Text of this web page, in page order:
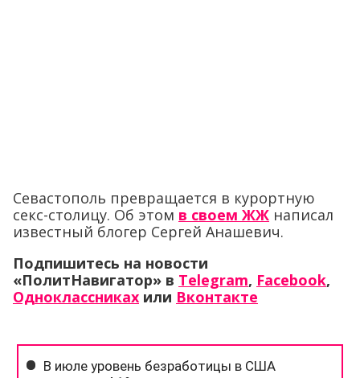
Севастополь превращается в курортную
секс-столицу. Об этом в своем ЖЖ написал
известный блогер Сергей Анашевич.
Подпишитесь на новости
«ПолитНавигатор» в Telegram, Facebook,
Одноклассниках или Вконтакте